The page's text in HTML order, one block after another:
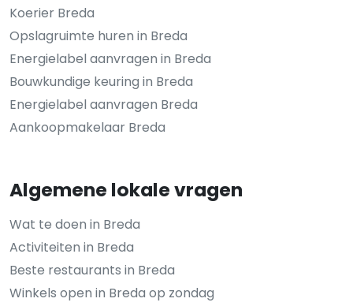
Koerier Breda
Opslagruimte huren in Breda
Energielabel aanvragen in Breda
Bouwkundige keuring in Breda
Energielabel aanvragen Breda
Aankoopmakelaar Breda
Algemene lokale vragen
Wat te doen in Breda
Activiteiten in Breda
Beste restaurants in Breda
Winkels open in Breda op zondag